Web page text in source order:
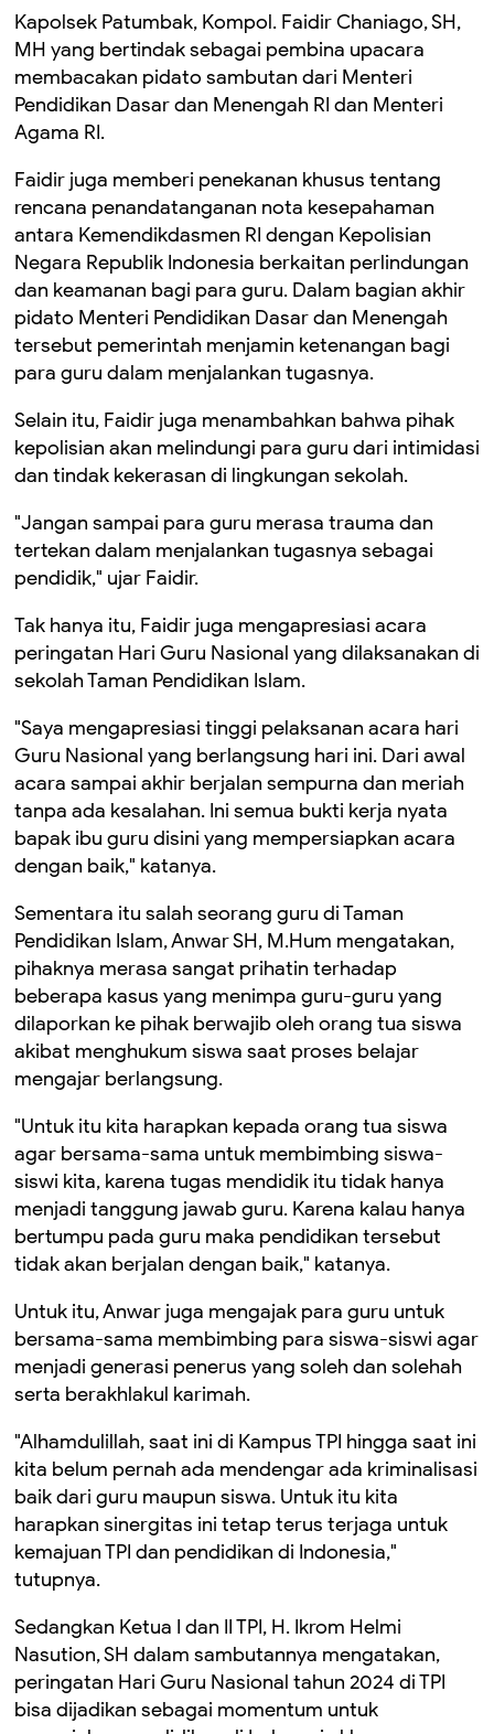
Kapolsek Patumbak, Kompol. Faidir Chaniago, SH,
MH yang bertindak sebagai pembina upacara
membacakan pidato sambutan dari Menteri
Pendidikan Dasar dan Menengah RI dan Menteri
Agama RI.
Faidir juga memberi penekanan khusus tentang
rencana penandatanganan nota kesepahaman
antara Kemendikdasmen RI dengan Kepolisian
Negara Republik Indonesia berkaitan perlindungan
dan keamanan bagi para guru. Dalam bagian akhir
pidato Menteri Pendidikan Dasar dan Menengah
tersebut pemerintah menjamin ketenangan bagi
para guru dalam menjalankan tugasnya.
Selain itu, Faidir juga menambahkan bahwa pihak
kepolisian akan melindungi para guru dari intimidasi
dan tindak kekerasan di lingkungan sekolah.
"Jangan sampai para guru merasa trauma dan
tertekan dalam menjalankan tugasnya sebagai
pendidik," ujar Faidir.
Tak hanya itu, Faidir juga mengapresiasi acara
peringatan Hari Guru Nasional yang dilaksanakan di
sekolah Taman Pendidikan Islam.
"Saya mengapresiasi tinggi pelaksanan acara hari
Guru Nasional yang berlangsung hari ini. Dari awal
acara sampai akhir berjalan sempurna dan meriah
tanpa ada kesalahan. Ini semua bukti kerja nyata
bapak ibu guru disini yang mempersiapkan acara
dengan baik," katanya.
Sementara itu salah seorang guru di Taman
Pendidikan Islam, Anwar SH, M.Hum mengatakan,
pihaknya merasa sangat prihatin terhadap
beberapa kasus yang menimpa guru-guru yang
dilaporkan ke pihak berwajib oleh orang tua siswa
akibat menghukum siswa saat proses belajar
mengajar berlangsung.
"Untuk itu kita harapkan kepada orang tua siswa
agar bersama-sama untuk membimbing siswa-
siswi kita, karena tugas mendidik itu tidak hanya
menjadi tanggung jawab guru. Karena kalau hanya
bertumpu pada guru maka pendidikan tersebut
tidak akan berjalan dengan baik," katanya.
Untuk itu, Anwar juga mengajak para guru untuk
bersama-sama membimbing para siswa-siswi agar
menjadi generasi penerus yang soleh dan solehah
serta berakhlakul karimah.
"Alhamdulillah, saat ini di Kampus TPI hingga saat ini
kita belum pernah ada mendengar ada kriminalisasi
baik dari guru maupun siswa. Untuk itu kita
harapkan sinergitas ini tetap terus terjaga untuk
kemajuan TPI dan pendidikan di Indonesia,"
tutupnya.
Sedangkan Ketua I dan II TPI, H. Ikrom Helmi
Nasution, SH dalam sambutannya mengatakan,
peringatan Hari Guru Nasional tahun 2024 di TPI
bisa dijadikan sebagai momentum untuk